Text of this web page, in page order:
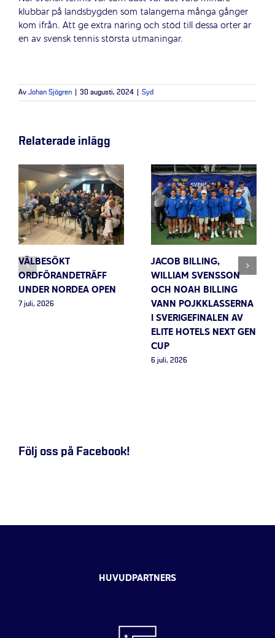
klubbar på landsbygden som talangerna många gånger
kom ifrån. Att ge extra näring och stöd till dessa orter är
en av svensk tennis största utmaningar.
Av Johan Sjögren 30 augusti, 2024 Syd
Relaterade inlägg
VÄLBESÖKT
ORDFÖRANDETRÄFF
UNDER NORDEA OPEN
7 juli, 2026
JACOB BILLING,
WILLIAM SVENSSON
OCH NOAH BILLING
VANN POJKKLASSERNA
I SVERIGEFINALEN AV
ELITE HOTELS NEXT GEN
CUP
6 juli, 2026
Följ oss på Facebook!
HUVUDPARTNERS